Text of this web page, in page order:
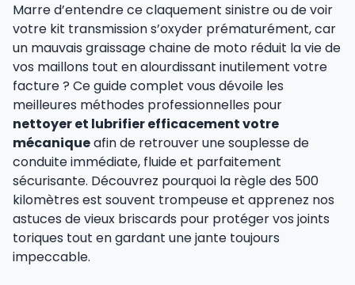
Marre d’entendre ce claquement sinistre ou de voir
votre kit transmission s’oxyder prématurément, car
un mauvais graissage chaine de moto réduit la vie de
vos maillons tout en alourdissant inutilement votre
facture ? Ce guide complet vous dévoile les
meilleures méthodes professionnelles pour
nettoyer et lubrifier efficacement votre
mécaniqueafin de retrouver une souplesse de
conduite immédiate, fluide et parfaitement
sécurisante. Découvrez pourquoi la règle des 500
kilomètres est souvent trompeuse et apprenez nos
astuces de vieux briscards pour protéger vos joints
toriques tout en gardant une jante toujours
impeccable.